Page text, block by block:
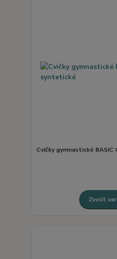
Cvičky gymnastické
Zvolit